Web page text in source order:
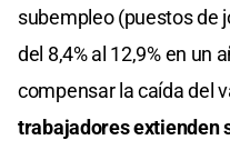
subempleo (puestos de
del 8,4% al 12,9% en un
compensar la caída del
trabajadores extienden